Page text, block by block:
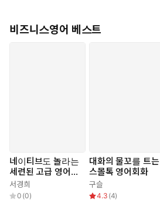
비즈니스영어 베스트
네이티브도 놀라는
세련된 고급 영어
표현
서경희
0 (0)
대화의 물꼬를 트는
스몰톡 영어회화
구슬
4.3 (4)